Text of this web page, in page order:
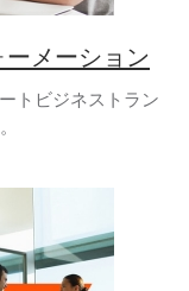
メーション
トビジネストラン